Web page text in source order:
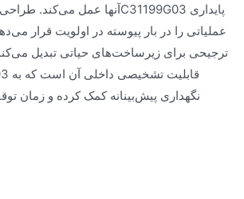
عملیاتی را در بار پیوسته در اولویت قرار
ترجیحی برای زیرساخت‌های حیاتی تبدیل
نگهداری پیش‌بینانه کمک کرده و زمان